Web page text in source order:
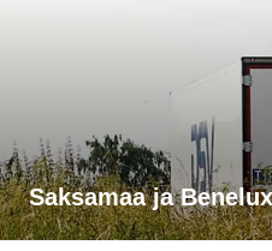
Saksamaa ja